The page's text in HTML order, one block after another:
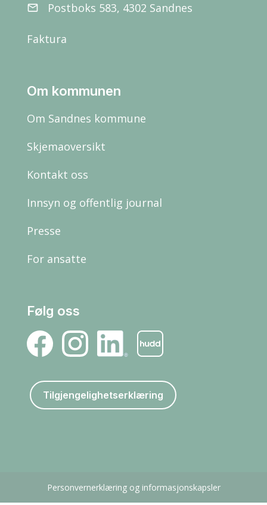
email Postboks 583, 4302 Sandnes
Faktura
Om kommunen
Om Sandnes kommune
Skjemaoversikt
Kontakt oss
Innsyn og offentlig journal
Presse
For ansatte
Følg oss
Tilgjengelighetserklæring
Personvernerklæring og informasjonskapsler